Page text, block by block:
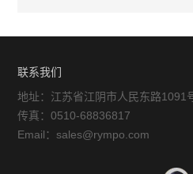
联系我们
地址：江苏省江阴市人民东路1091
传真：0510-68836817
Email：sales@rympo.com